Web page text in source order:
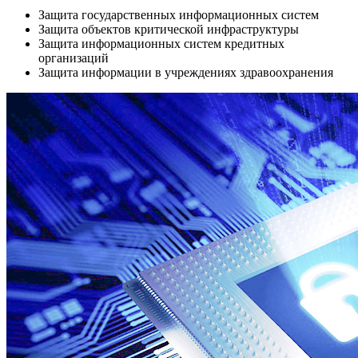
Защита государственных информационных систем
Защита объектов критической инфраструктуры
Защита информационных систем кредитных
организаций
Защита информации в учреждениях здравоохранения